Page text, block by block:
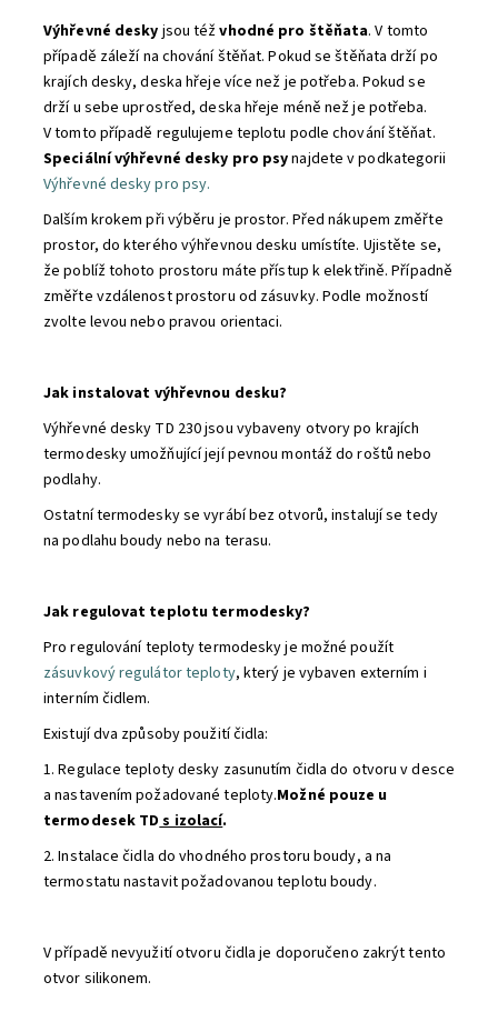
Výhřevné desky jsou téžvhodné pro štěňata. V tomto
případě záleží na chování štěňat. Pokud se štěňata drží po
krajích desky, deska hřeje více než je potřeba. Pokud se
drží u sebe uprostřed, deska hřeje méně než je potřeba.
V tomto případě regulujeme teplotu podle chování štěňat.
Speciální výhřevné desky pro psynajdete v podkategorii
Výhřevné desky pro psy.
Dalším krokem při výběru je prostor. Před nákupem změřte
prostor, do kterého výhřevnou desku umístíte. Ujistěte se,
že poblíž tohoto prostoru máte přístup k elektřině. Případně
změřte vzdálenost prostoru od zásuvky. Podle možností
zvolte levou nebo pravou orientaci.
Jak instalovat výhřevnou desku?
Výhřevné desky TD 230 jsou vybaveny otvory po krajích
termodesky umožňující její pevnou montáž do roštů nebo
podlahy.
Ostatní termodesky se vyrábí bez otvorů, instalují se tedy
na podlahu boudy nebo na terasu.
Jak regulovat teplotu termodesky?
Pro regulování teploty termodesky je možné použít
zásuvkový regulátor teploty, který je vybaven externím i
interním čidlem.
Existují dva způsoby použití čidla:
1. Regulace teploty desky zasunutím čidla do otvoru v desce
a nastavením požadované teploty.Možné pouze u
termodesek TD s izolací.
2. Instalace čidla do vhodného prostoru boudy, a na
termostatu nastavit požadovanou teplotu boudy.
V případě nevyužití otvoru čidla je doporučeno zakrýt tento
otvor silikonem.